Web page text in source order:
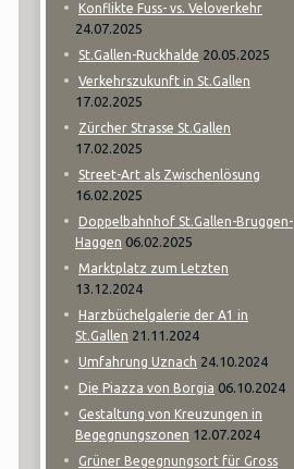
Konflikte Fuss- vs. Veloverkehr
24.07.2025
St.Gallen-Ruckhalde 20.05.2025
Verkehrszukunft in St.Gallen
17.02.2025
Zürcher Strasse St.Gallen
17.02.2025
Street-Art als Zwischenlösung
16.02.2025
Doppelbahnhof St.Gallen-Bruggen-
Haggen 06.02.2025
Marktplatz zum Letzten
13.12.2024
Harzbüchelgalerie der A1 in
St.Gallen 21.11.2024
Umfahrung Uznach 24.10.2024
Die Piazza von Borgia 06.10.2024
Gestaltung von Kreuzungen in
Begegnungszonen 12.07.2024
Grüner Begegnungsort für Gross